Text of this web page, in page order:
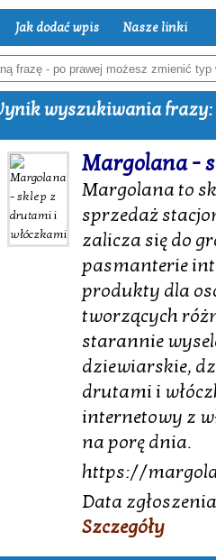
Jak dodać wpis Nasze linki
wyszukiwania frazy:
Margolana -
Margolana to
sprzedaż
zalicza się do
pasmanterie
produkty dla
tworzących
starannie
dziewiarskie,
drutami i
internetowy z
na porę dnia.
https://
Data
Szczegóły